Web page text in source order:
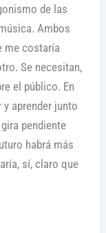
de las
Ambos
me costaría
Se necesitan,
el público. En
aprender junto
pendiente
habrá más
sí, claro que